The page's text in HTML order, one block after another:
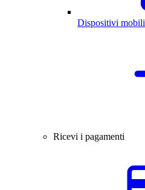
Dispositivi mobili
Ricevi i pagamenti